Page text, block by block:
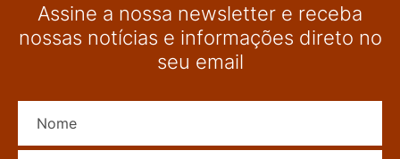
Assine a nossa newsletter e receba
nossas notícias e informações direto no
seu email